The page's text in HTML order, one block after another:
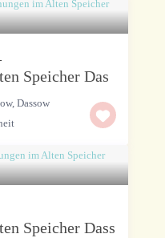
Speicher Das
,Dassow
Speicher Dass